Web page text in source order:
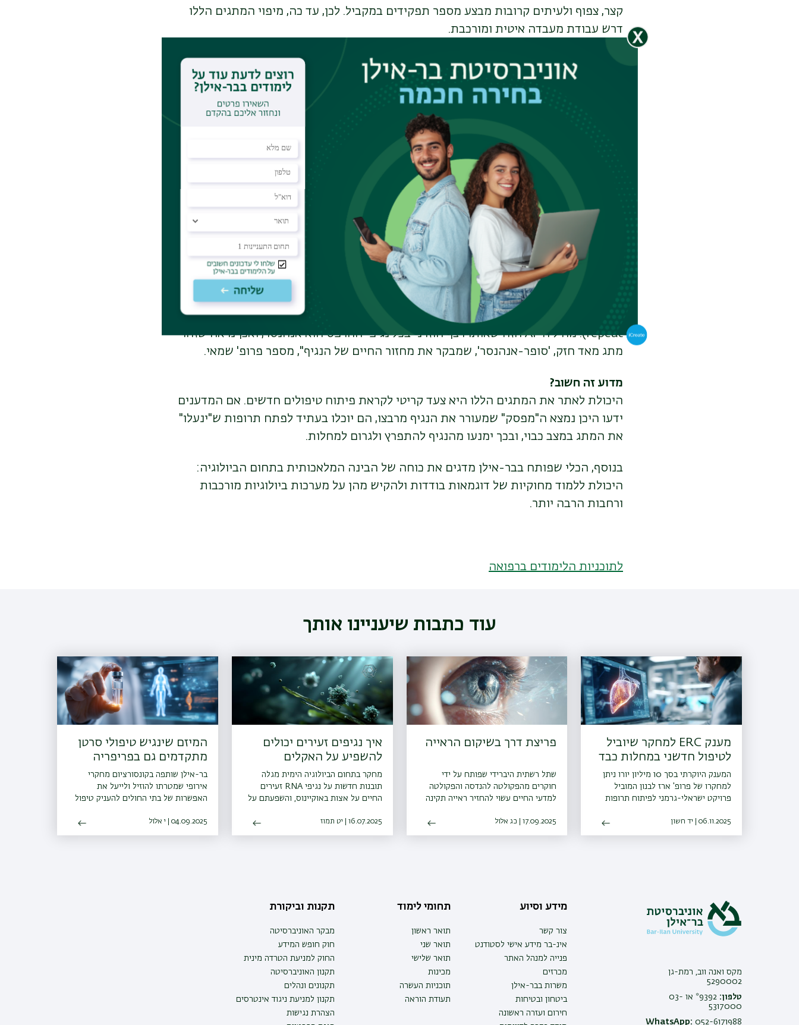
קצר, צפוף ולעיתים קרובות מבצע מספר תפקידים במקביל. לכן, עד כה, מיפוי המתגים הללו
דרש עבודת מעבדה איטית ומורכבת.
ללמד את הבינה המלאכותית לקרוא DNA כשפה
צוות המחקר של בר-אילן נקט בגישה שונה: הם התייחסו ל-DNA כאל שפה. "בדיוק כפי
שמשפטים עוקבים אחר חוקי דקדוק, כך גם ה-DNA עוקב אחר דפוסים מסוימים", אומר פרופ'
שמאי. "לכן, אימנו מודל שפה – הדומה בבסיסו לכלים המשמשים להבנת טקסט אנושי – על
שישה רצפי אנהנסרים שגילינו במחקר קודם על נגיף הרפס אחד. זה הכל, רק שש דוגמיות".
בשלב הבא, שאלו החוקרים את המודל, אותו הם כינו ENHAvir, שאלה נועזת: האם המודל
יוכל לזהות את ה"דקדוק" של האנהנסרים גם בנגיפי הרפס אחרים?
מציאת מרכז הבקרה של הנגיף
התשובה הייתה חיובית. ENHAvirהצליח לזהות בהצלחה אנהנסרים אמיתיים ופעילים במגוון
וציטומגלו-וירוס (CMV). הצוות בחן אותם במעבדה ואישר כי אזורי ה-DNA הללו אכן
מתפקדים כמתגי גנים.
תגלית אחת בלטה במיוחד: "בכל נגיפי ההרפס יש רצף חוזרני בקצוות הגנום (Terminal
repeat). מודל ה-AI חזה שאותו רצף חוזרני בכל נגיפי ההרפס הוא אנהנסר, ואכן נראה שזהו
מתג מאד חזק, 'סופר-אנהנסר', שמבקר את מחזור החיים של הנגיף", מספר פרופ' שמאי.
מדוע זה חשוב?
היכולת לאתר את המתגים הללו היא צעד קריטי לקראת פיתוח טיפולים חדשים. אם המדענים
ידעו היכן נמצא ה"מפסק" שמעורר את הנגיף מרבצו, הם יוכלו בעתיד לפתח תרופות ש"ינעלו"
את המתג במצב כבוי, ובכך ימנעו מהנגיף להתפרץ ולגרום למחלות.
בנוסף, הכלי שפותח בבר-אילן מדגים את כוחה של הבינה המלאכותית בתחום הביולוגיה:
היכולת ללמוד מחוקיות של דוגמאות בודדות ולהקיש מהן על מערכות ביולוגיות מורכבות
ורחבות הרבה יותר.
לתוכניות הלימודים ברפואה
עוד כתבות שיעניינו אותך
מענק ERC למחקר שיוביל
לטיפול חדשני במחלות כבד
המענק היוקרתי בסך 10 מיליון יורו ניתן
למחקרו של פרופ' ארז לבנון המוביל
פרויקט ישראלי-גרמני לפיתוח תרופות
06.11.2025 | יד חשון
פריצת דרך בשיקום הראייה
שתל רשתית היברידי שפותח על ידי
חוקרים מהפקולטה להנדסה והפקולטה
למדעי החיים עשוי להחזיר ראייה תקינה
17.09.2025 | כג אלול
איך נגיפים זעירים יכולים
להשפיע על האקלים
מחקר בתחום הביולוגיה הימית מגלה
תובנות חדשות על נגיפי RNA זעירים
החיים על אצות באוקיינוס, והשפעתם על
16.07.2025 | יט תמוז
המיזם שינגיש טיפולי סרטן
מתקדמים גם בפריפריה
בר-אילן שותפה בקונסורציום מחקרי
אירופי שמטרתו להוזיל ולייעל את
האפשרות של בתי החולים להעניק טיפול
04.09.2025 | י אלול
מקס ואנה ווב, רמת-גן
5290002
טלפון:
9392* או 03-
5317000
WhatsApp: 052-6171988
מידע וסיוע
צור קשר
אינ-בר מידע אישי לסטודנט
פנייה למנהל האתר
מכרזים
משרות בבר-אילן
ביטחון ובטיחות
חירום ועזרה ראשונה
תחומי לימוד
תואר ראשון
תואר שני
תואר שלישי
מכינות
תוכניות העשרה
תעודת הוראה
תקנות וביקורת
מבקר האוניברסיטה
חוק חופש המידע
החוק למניעת הטרדה מינית
תקנון האוניברסיטה
תקנונים ונהלים
תקנון למניעת ניגוד אינטרסים
הצהרת נגישות